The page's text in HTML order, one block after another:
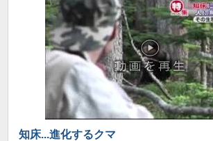
知床...進化するクマ